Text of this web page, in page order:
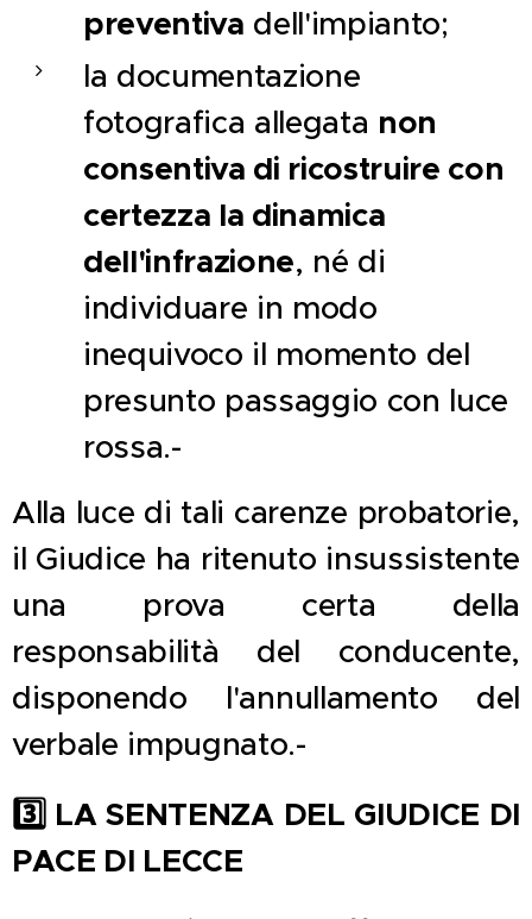
preventiva dell'impianto;
la documentazione
fotografica allegata non
consentiva di ricostruire con
certezza la dinamica
dell'infrazione, né di
individuare in modo
inequivoco il momento del
presunto passaggio con luce
rossa.-
Alla luce di tali carenze probatorie,
il Giudice ha ritenuto insussistente
una prova certa della
responsabilità del conducente,
disponendo l'annullamento del
verbale impugnato.-
3️ LA SENTENZA DEL GIUDICE DI
PACE DI LECCE